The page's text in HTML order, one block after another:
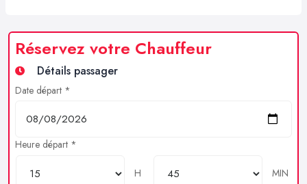
Réservez votre Chauffeur
Détails passager
Date départ *
Heure départ *
H
MIN